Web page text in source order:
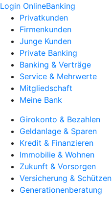
Login OnlineBanking
Privatkunden
Firmenkunden
Junge Kunden
Private Banking
Banking & Verträge
Service & Mehrwerte
Mitgliedschaft
Meine Bank
Girokonto & Bezahlen
Geldanlage & Sparen
Kredit & Finanzieren
Immobilie & Wohnen
Zukunft & Vorsorgen
Versicherung & Schützen
Generationenberatung